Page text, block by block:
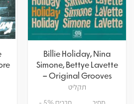
Billie Holiday, Nina
Simone, Bettye Lavette
– Original Grooves
תקליט